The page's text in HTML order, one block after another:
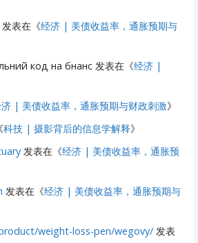
发表在《经济 | 美债收益率，通胀预期与
код на бнанс 发表在《经济 |
| 美债收益率，通胀预期与财政刺激》
科技 | 摄影背后的信息学解释》
发表在《经济 | 美债收益率，通胀预
发表在《经济 | 美债收益率，通胀预期与
weight-loss-pen/wegovy/ 发表